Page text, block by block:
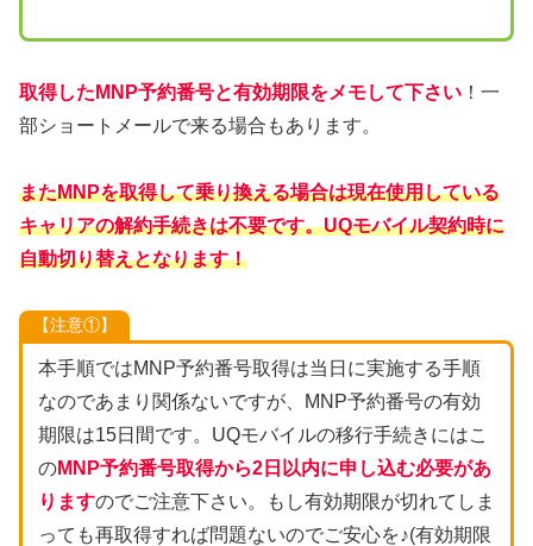
取得したMNP予約番号と有効期限をメモして下さい ！一
部ショートメールで来る場合もあります。
またMNPを取得して乗り換える場合は現在使用している
キャリアの解約手続きは不要です。UQモバイル契約時に
自動切り替えとなります！
【注意①】
本手順ではMNP予約番号取得は当日に実施する手順
なのであまり関係ないですが、MNP予約番号の有効
期限は15日間です。UQモバイルの移行手続きにはこ
のMNP予約番号取得から2日以内に申し込む必要があ
りますのでご注意下さい。もし有効期限が切れてしま
っても再取得すれば問題ないのでご安心を♪(有効期限